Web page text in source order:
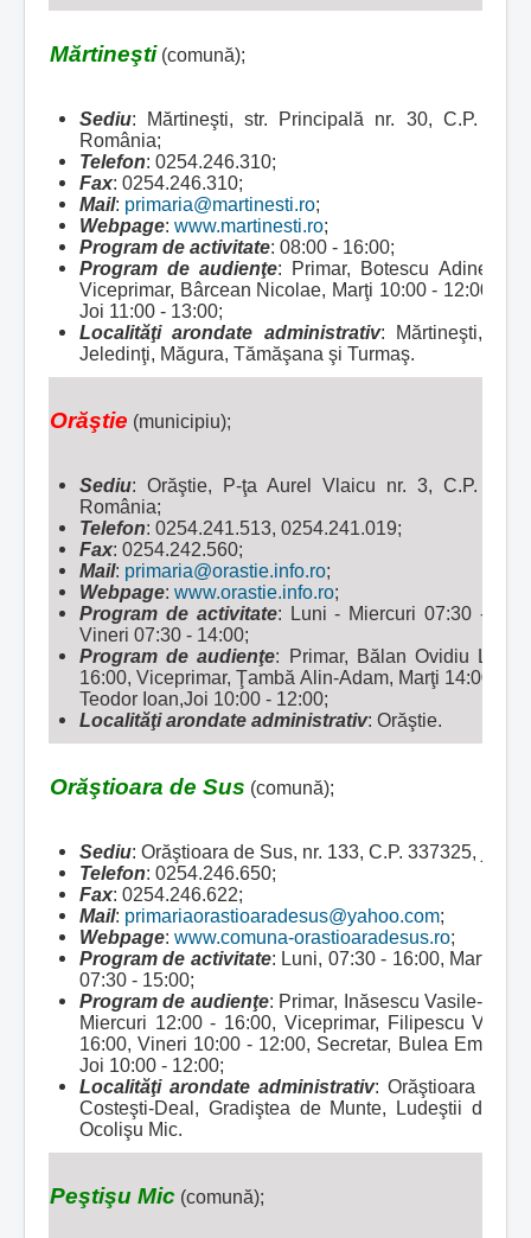
Mărtineşti (comună);
Sediu: Mărtineşti, str. Principală nr. 30, C.P.
România;
Telefon: 0254.246.310;
Fax: 0254.246.310;
Mail: primaria@martinesti.ro;
Webpage: www.martinesti.ro;
Program de activitate: 08:00 - 16:00;
Program de audienţe: Primar, Botescu Adinel,
Viceprimar, Bârcean Nicolae, Marţi 10:00 - 12:00,
Joi 11:00 - 13:00;
Localităţi arondate administrativ:
Mărtineşti,
Jeledinţi, Măgura, Tămăşana şi Turmaş.
Orăştie (municipiu);
Sediu: Orăştie, P-ţa Aurel Vlaicu nr. 3, C.P.
România;
Telefon: 0254.241.513, 0254.241.019;
Fax: 0254.242.560;
Mail: primaria@orastie.info.ro;
Webpage: www.orastie.info.ro;
Program de activitate: Luni - Miercuri 07:30 -
Vineri 07:30 - 14:00;
Program de audienţe: Primar, Bălan Ovidiu
16:00, Viceprimar, Ţambă Alin-Adam, Marţi 14:00 -
Teodor Ioan,Joi 10:00 - 12:00;
Localităţi arondate administrativ: Orăştie.
Orăştioara de Sus (comună);
Sediu: Orăştioara de Sus, nr. 133, C.P. 337325, jud.
Telefon: 0254.246.650;
Fax: 0254.246.622;
Mail: primariaorastioaradesus@yahoo.com;
Webpage: www.comuna-orastioaradesus.ro;
Program de activitate: Luni, 07:30 - 16:00, Marţi -
07:30 - 15:00;
Program de audienţe: Primar, Inăsescu Vasile-
Miercuri 12:00 - 16:00, Viceprimar, Filipescu
16:00, Vineri 10:00 - 12:00, Secretar, Bulea Emilia,
Joi 10:00 - 12:00;
Localităţi arondate administrativ: Orăştioara de
Costeşti-Deal, Gradiştea de Munte, Ludeştii de
Ocolişu Mic.
Peştişu Mic (comună);